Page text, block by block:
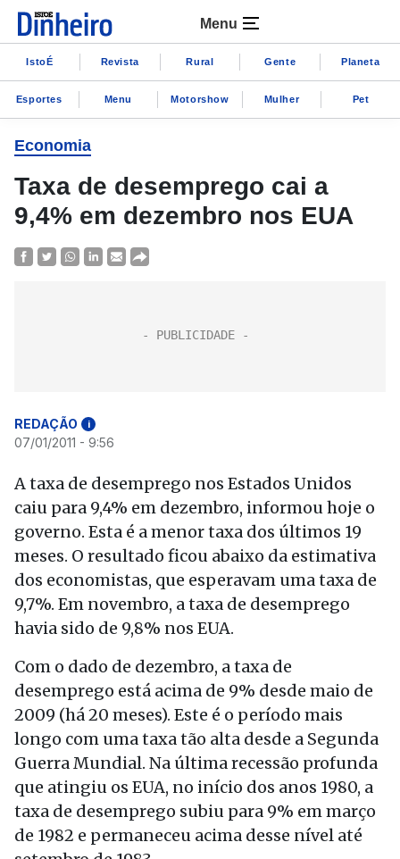
Menu
IstoÉ Revista Rural Gente Planeta
Esportes Menu Motorshow Mulher Pet
Economia
Taxa de desemprego cai a
9,4% em dezembro nos EUA
REDAÇÃO i
07/01/2011 - 9:56
A taxa de desemprego nos Estados Unidos
caiu para 9,4% em dezembro, informou hoje o
governo. Esta é a menor taxa dos últimos 19
meses. O resultado ficou abaixo da estimativa
dos economistas, que esperavam uma taxa de
9,7%. Em novembro, a taxa de desemprego
havia sido de 9,8% nos EUA.
Com o dado de dezembro, a taxa de
desemprego está acima de 9% desde maio de
2009 (há 20 meses). Este é o período mais
longo com uma taxa tão alta desde a Segunda
Guerra Mundial. Na última recessão profunda
que atingiu os EUA, no início dos anos 1980, a
taxa de desemprego subiu para 9% em março
de 1982 e permaneceu acima desse nível até